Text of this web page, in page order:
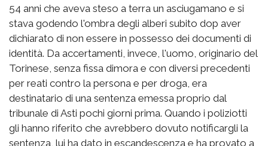
54 anni che aveva steso a terra un asciugamano e si
stava godendo l'ombra degli alberi subito dop aver
dichiarato di non essere in possesso dei documenti di
identità. Da accertamenti, invece, l'uomo, originario del
Torinese, senza fissa dimora e con diversi precedenti
per reati contro la persona e per droga, era
destinatario di una sentenza emessa proprio dal
tribunale di Asti pochi giorni prima. Quando i poliziotti
gli hanno riferito che avrebbero dovuto notificargli la
sentenza, lui ha dato in escandescenza e ha provato a